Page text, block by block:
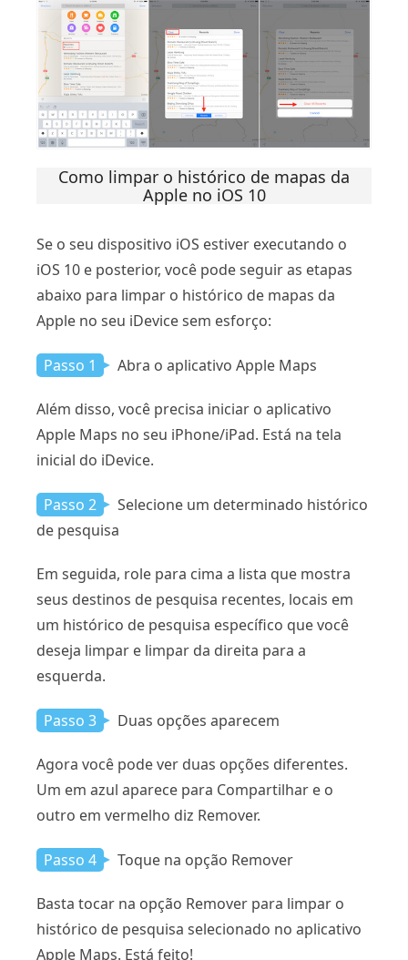
Como limpar o histórico de mapas da
Apple no iOS 10
Se o seu dispositivo iOS estiver executando o
iOS 10 e posterior, você pode seguir as etapas
abaixo para limpar o histórico de mapas da
Apple no seu iDevice sem esforço:
Passo 1 Abra o aplicativo Apple Maps
Além disso, você precisa iniciar o aplicativo
Apple Maps no seu iPhone/iPad. Está na tela
inicial do iDevice.
Passo 2
Selecione um determinado histórico
de pesquisa
Em seguida, role para cima a lista que mostra
seus destinos de pesquisa recentes, locais em
um histórico de pesquisa específico que você
deseja limpar e limpar da direita para a
esquerda.
Passo 3 Duas opções aparecem
Agora você pode ver duas opções diferentes.
Um em azul aparece para Compartilhar e o
outro em vermelho diz Remover.
Passo 4 Toque na opção Remover
Basta tocar na opção Remover para limpar o
histórico de pesquisa selecionado no aplicativo
Apple Maps. Está feito!